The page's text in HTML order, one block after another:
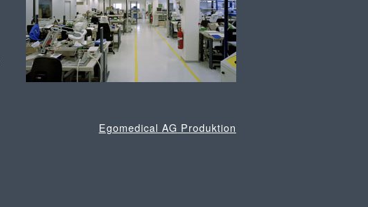
Egomedical AG Produktion